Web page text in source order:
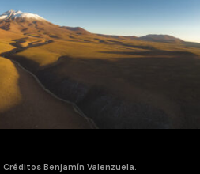
Benjamín Valenzuela.